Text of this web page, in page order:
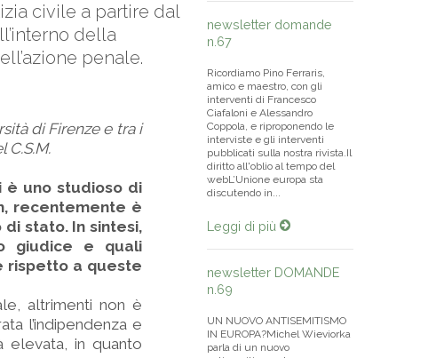
civile a partire dal
della
penale.
di Firenze e tra i
C.S.M.
è uno studioso di
recentemente è
stato. In sintesi,
giudice e quali
rispetto a queste
altrimenti non è
l’indipendenza e
elevata, in quanto
newsletter domande
n.67
Ricordiamo Pino Ferraris,
amico e maestro, con gli
interventi di Francesco
Ciafaloni e Alessandro
Coppola, e riproponendo le
interviste e gli interventi
pubblicati sulla nostra rivista.Il
diritto all'oblio al tempo del
webL’Unione europa sta
discutendo in...
Leggi di più
newsletter DOMANDE
n.69
UN NUOVO ANTISEMITISMO
IN EUROPA?Michel Wieviorka
parla di un nuovo